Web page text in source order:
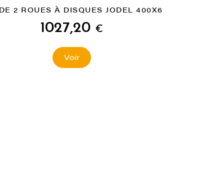
2 ROUES À DISQUES JODEL 400X6
1027,20€
Voir